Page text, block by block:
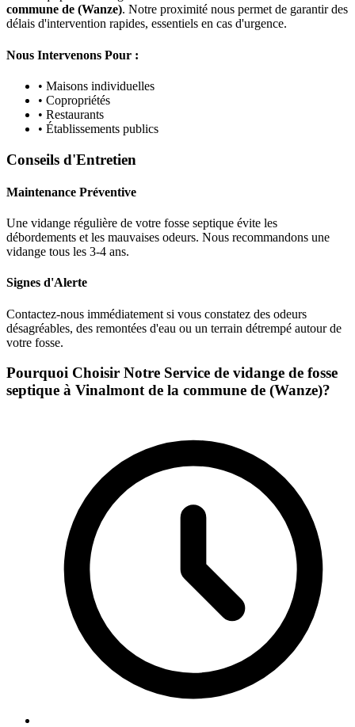
commune de (Wanze). Notre proximité nous permet de garantir des
délais d'intervention rapides, essentiels en cas d'urgence.
Nous Intervenons Pour :
• Maisons individuelles
• Copropriétés
• Restaurants
• Établissements publics
Conseils d'Entretien
Maintenance Préventive
Une vidange régulière de votre fosse septique évite les
débordements et les mauvaises odeurs. Nous recommandons une
vidange tous les 3-4 ans.
Signes d'Alerte
Contactez-nous immédiatement si vous constatez des odeurs
désagréables, des remontées d'eau ou un terrain détrempé autour de
votre fosse.
Pourquoi Choisir Notre Service de vidange de fosse
septique à Vinalmont de la commune de (Wanze)?